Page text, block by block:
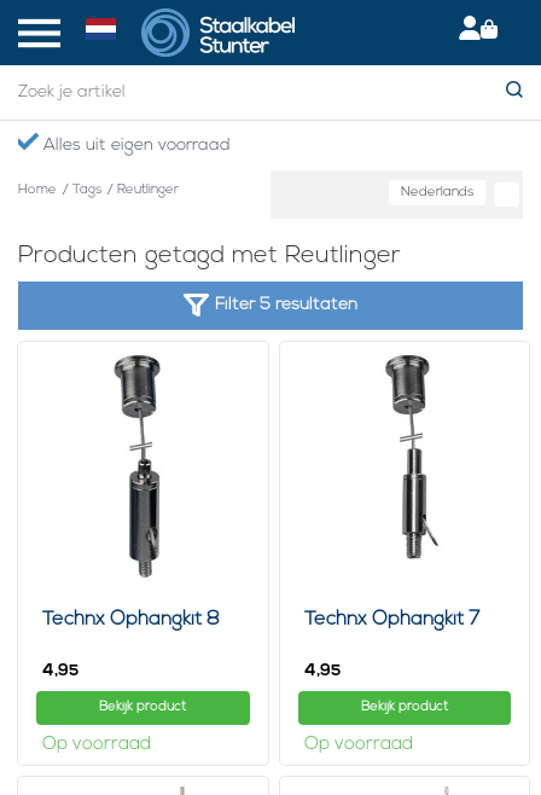
Alles uit eigen voorraad
Home / Tags / Reutlinger Nederlands
Producten getagd met Reutlinger
Filter 5 resultaten
Technx Ophangkit 8
4,95
Bekijk product
Op voorraad
Technx Ophangkit 7
4,95
Bekijk product
Op voorraad